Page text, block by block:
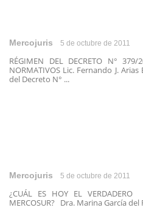
Mercojuris 5 de octubre de 2011
RÉGIMEN DEL DECRETO N°
NORMATIVOS Lic. Fernando J.
del Decreto N° ...
Mercojuris 5 de octubre de 2011
¿CUÁL ES HOY EL VERDADERO
MERCOSUR? Dra. Marina García del